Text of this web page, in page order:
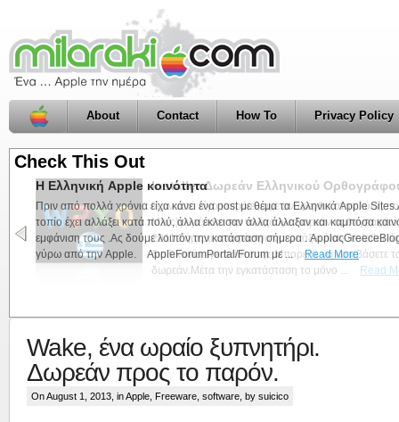
About Contact How To Privacy Policy
Check This Out
Installer Δωρεάν Ελληνικού
Πριν από λίγο καιρό είχαμε αναφερθεί στην λύση
Ma(c)γειρέματα για να έχουμε δωρεάν
2011.Σήμερα αποφάσισα να φτιάξω έναν installer
διαδικασία εγκατάστασης.Μπορείτε να
δωρεάν.Μέτα την εγκατάσταση το μόνο ...
Read
Wake, ένα ωραίο ξυπνητήρι.
Δωρεάν προς το παρόν.
On August 1, 2013, inApple Freeware software , by suicico